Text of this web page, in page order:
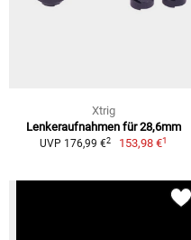
Xtrig
Lenkeraufnahmen für 28,6mm
UVP 176,99 €2 153,98 €1